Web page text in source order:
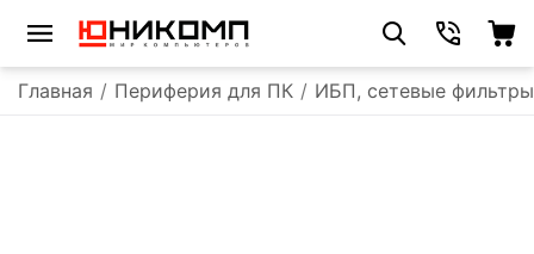
Главная / Периферия для ПК / ИБП, сетевые фильтры